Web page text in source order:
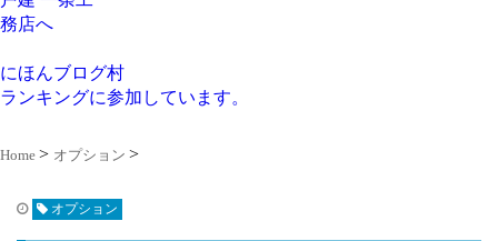
にほんブログ村
ランキングに参加しています。
Home オプション
オプション